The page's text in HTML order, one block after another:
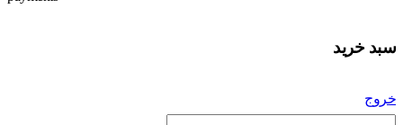
سبد خرید
خروج